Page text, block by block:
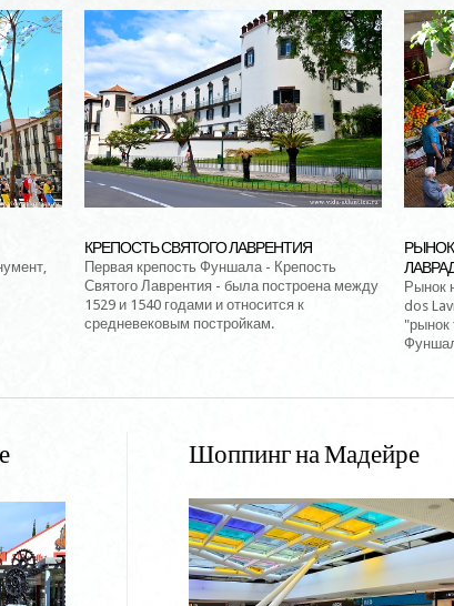
КРЕПОСТЬ СВЯТОГО ЛАВРЕНТИЯ
Первая крепость Фуншала - Крепость
Святого Лаврентия - была построена между
1529 и 1540 годами и относится к
средневековым постройкам.
Рынок
dos
"рынок
Шоппинг на Мадейре